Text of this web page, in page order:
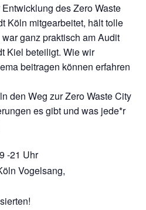
des Zero Waste
Köln mitgearbeitet, hält tolle
ganz praktisch am Audit
Kiel beteiligt. Wie wir
beitragen können erfahren
den Weg zur Zero Waste City
es gibt und was jede*r
-21 Uhr
Vogelsang,